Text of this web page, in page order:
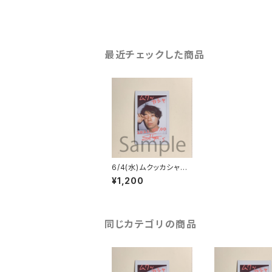
最近チェックした商品
6/4(水)ムクッカシャチ
ェキ
¥1,200
同じカテゴリの商品